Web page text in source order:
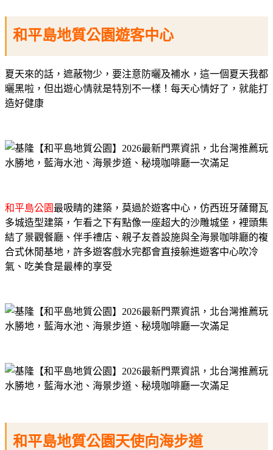
和平島地質公園遊客中心
夏天來的話，遮蔽物少，要注意防曬及補水，這一個夏天我都
曬黑啦，但出遊心情就是特別不一樣！每天心情好了，就能打
造好健康
和平島公園 最吸睛的建築，莫過於遊客中心，仿西班牙薩爾瓦
多城造型建築，乍看之下有點像一座超大的沙雕城堡，裡頭集
結了景觀餐廳、伴手禮店、親子友善設施與全海景咖啡廳的複
合式休閒基地，許多遊客戲水完都會直接躲進遊客中心吹冷
氣、吃美食是最棒的享受
和平島地質公園天使向海步道